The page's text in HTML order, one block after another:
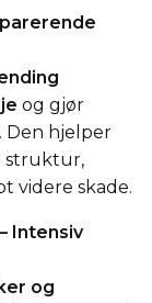
og gjør
. Den hjelper
struktur,
videre skade.
Intensiv
og